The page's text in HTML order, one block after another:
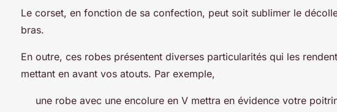
Le corset, en fonction de sa confection, peut soit sublimer le
bras.
En outre, ces robes présentent diverses particularités qui les
mettant en avant vos atouts. Par exemple,
une robe avec une encolure en V mettra en évidence votre